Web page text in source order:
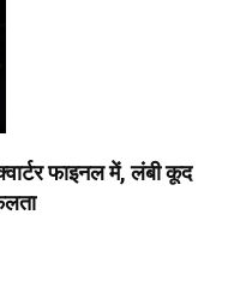
फाइनल में, लंबी कूद